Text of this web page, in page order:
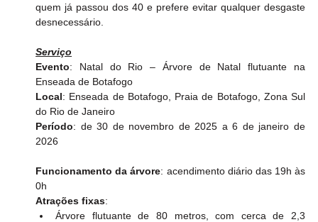
quem já passou dos 40 e prefere evitar qualquer desgaste
desnecessário.
Serviço
Evento: Natal do Rio – Árvore de Natal flutuante na
Enseada de Botafogo
Local: Enseada de Botafogo, Praia de Botafogo, Zona Sul
do Rio de Janeiro
Período: de 30 de novembro de 2025 a 6 de janeiro de
2026
Funcionamento da árvore: acendimento diário das 19h às
0h
Atrações fixas:
Árvore flutuante de 80 metros, com cerca de 2,3